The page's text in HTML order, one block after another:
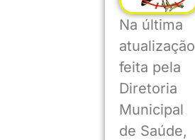
Na última
atualização
feita pela
Diretoria
Municipal
de Saúde,